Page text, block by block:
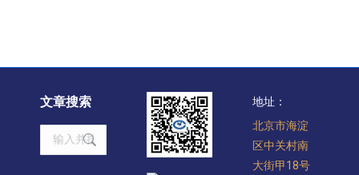
文章搜索
Search:
地址：
北京市海淀
区中关村南
大街甲18号